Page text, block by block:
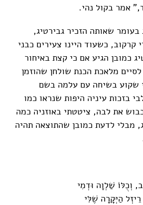
אמר בקול נהי.
שאותה הזכיר גבירטיג,
קרקוב, כשעוד היינו צעירים כבני
כמובן הגיע אם כי קצת באיחור
מלאכת הכנת שולחן שהוזמן
שקוע בשיחה עם עלמה בשם
בזכות עיניה היפות שנראו כמו
את לבה, ציטטתי באוזניה כמה
מבלי לדעת כמובן שהתוצאה תהיה
וְכֻלּוֹ שַׁלְוָה וּדְמִי
הַיְּקָרָה שֶׁלִּי